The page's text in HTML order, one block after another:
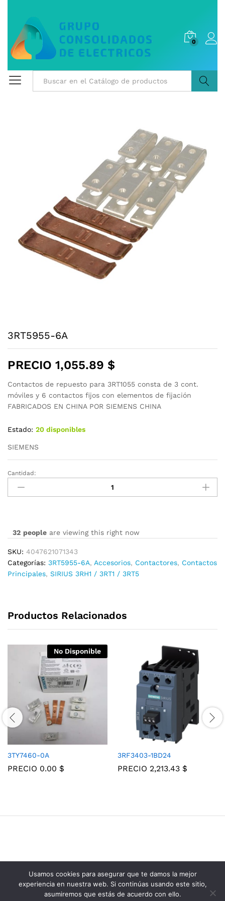
0
3RT5955-6A
PRECIO 1,055.89 $
Contactos de repuesto para 3RT1055 consta de 3 cont.
móviles y 6 contactos fijos con elementos de fijación
FABRICADOS EN CHINA POR SIEMENS CHINA
Estado: 20 disponibles
SIEMENS
3RT5955-
cantidad
Cantidad:
32 people are viewing this right now
SKU: 4047621071343
Categorías: 3RT5955-6A, Accesorios, Contactores, Contactos
Principales, SIRIUS 3RH1 / 3RT1 / 3RT5
Productos Relacionados
No Disponible
3TY7460-0A
PRECIO 0.00 $
3RF3403-1BD24
PRECIO 2,213.43 $
Grupo Consolidados de Electricos © 2025
Usamos cookies para asegurar que te damos la mejor
experiencia en nuestra web. Si continúas usando este sitio,
asumiremos que estás de acuerdo con ello.